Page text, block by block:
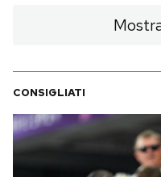
CONSIGLIATI